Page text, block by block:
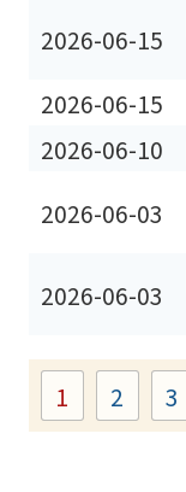
2026-06-15
2026-06-15
2026-06-10
2026-06-03
2026-06-03
Page
1 Page
2 3